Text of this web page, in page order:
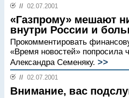
// 02.07.2001
«Газпрому» мешают
внутри России и
Прокомментировать
«Время новостей» попросила
Александра Семеняку. >>
// 02.07.2001
Внимание, вас